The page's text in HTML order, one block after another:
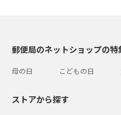
郵便局のネットショップの特
母の日 こどもの日
ストアから探す